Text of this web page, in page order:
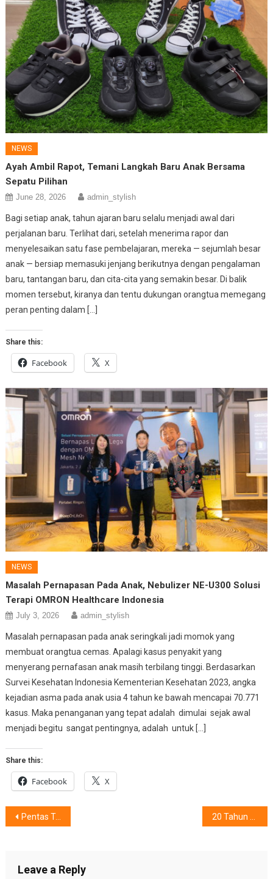
NEWS
Ayah Ambil Rapot, Temani Langkah Baru Anak Bersama
Sepatu Pilihan
June 28, 2026 admin_stylish
Bagi setiap anak, tahun ajaran baru selalu menjadi awal dari
perjalanan baru. Terlihat dari, setelah menerima rapor dan
menyelesaikan satu fase pembelajaran, mereka — sejumlah besar
anak — bersiap memasuki jenjang berikutnya dengan pengalaman
baru, tantangan baru, dan cita-cita yang semakin besar. Di balik
momen tersebut, kiranya dan tentu dukungan orangtua memegang
peran penting dalam […]
Share this:
Facebook X
NEWS
Masalah Pernapasan Pada Anak, Nebulizer NE-U300 Solusi
Terapi OMRON Healthcare Indonesia
July 3, 2026 admin_stylish
Masalah pernapasan pada anak seringkali jadi momok yang
membuat orangtua cemas. Apalagi kasus penyakit yang
menyerang pernafasan anak masih terbilang tinggi. Berdasarkan
Survei Kesehatan Indonesia Kementerian Kesehatan 2023, angka
kejadian asma pada anak usia 4 tahun ke bawah mencapai 70.771
kasus. Maka penanganan yang tepat adalah dimulai sejak awal
menjadi begitu sangat pentingnya, adalah untuk […]
Share this:
Facebook X
Post
Pentas Teater Bunga Penutup Abad Hadir 3 Hari, Sekaligus Rayakan Seabad Pramoedya Ananta Tour 20 Tahun AGODA :Acara Musik Internasional Menjadi Magnet Perjalanan
Leave a Reply